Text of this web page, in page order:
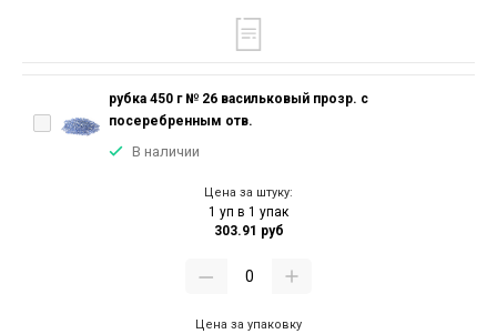
рубка 450 г № 26 васильковый прозр. с
посеребренным отв.
В наличии
Цена за штуку:
1 уп в 1 упак
303.91 руб
Цена за упаковку